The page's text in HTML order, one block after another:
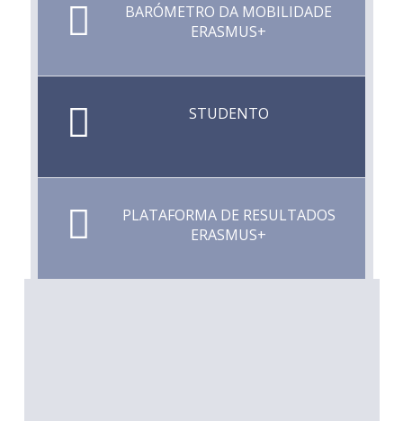
BARÓMETRO DA MOBILIDADE
ERASMUS+
STUDENTO
PLATAFORMA DE RESULTADOS
ERASMUS+